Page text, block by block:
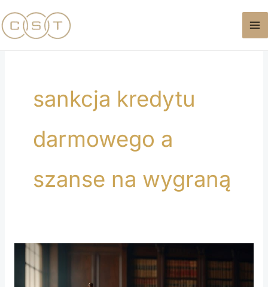
do
treści
sankcja kredytu
darmowego a
szanse na wygraną
Obowiązek
zbadania